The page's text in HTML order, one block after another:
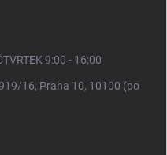
9:00 - 16:00
16, Praha 10, 10100 (po